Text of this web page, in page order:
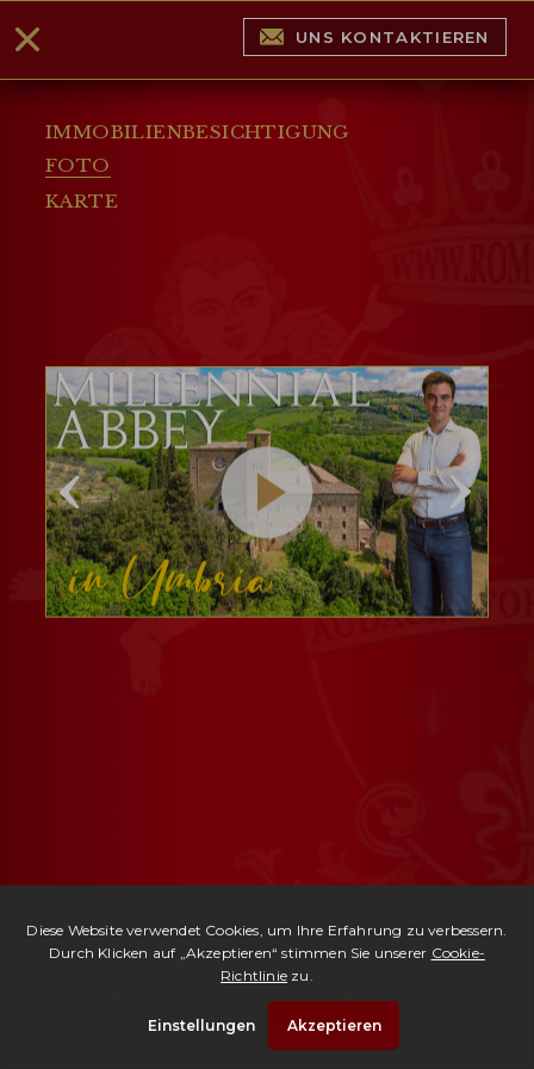
IMMOBILIENBESICHTIGUNG
FOTO
KARTE
UNS KONTAKTIEREN
Tenuta dell'Abate
| Kaufpreis auf Anfrage